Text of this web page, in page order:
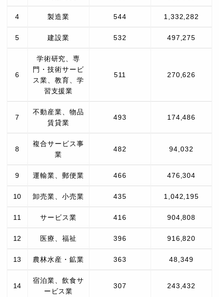
4 製造業 544 1,332,282
5 建設業 532 497,275
6
学術研究、専
門・技術サービ
ス業、教育、学
習支援業
511 270,626
7
不動産業、物品
賃貸業
493 174,486
8
複合サービス事
業
482 94,032
9 運輸業、郵便業 466 476,304
10 卸売業、小売業 435 1,042,195
11 サービス業 416 904,808
12 医療、福祉 396 916,820
13 農林水産・鉱業 363 48,349
14
宿泊業、飲食サ
ービス業
307 243,432